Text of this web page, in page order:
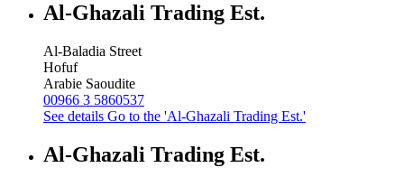
Al-Ghazali Trading Est.
Al-Baladia Street
Hofuf
Arabie Saoudite
00966 3 5860537
See details Go to the 'Al-Ghazali Trading Est.'
Al-Ghazali Trading Est.